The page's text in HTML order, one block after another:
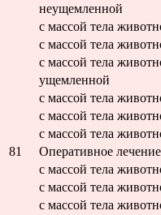
неущемленной
с массой тела
с массой тела
с массой тела
ущемленной
с массой тела
с массой тела
с массой тела
81
Оперативное
с массой тела
с массой тела
с массой тела